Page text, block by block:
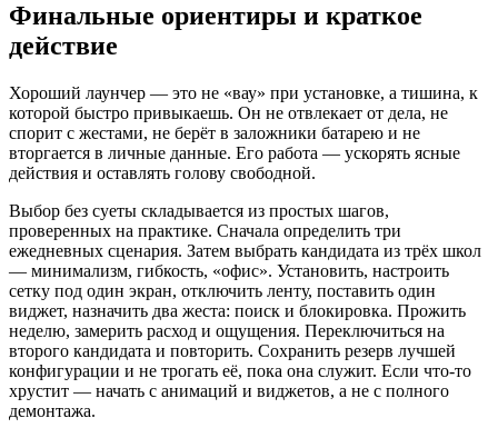
Финальные ориентиры и краткое
действие
Хороший лаунчер — это не «вау» при установке, а тишина, к
которой быстро привыкаешь. Он не отвлекает от дела, не
спорит с жестами, не берёт в заложники батарею и не
вторгается в личные данные. Его работа — ускорять ясные
действия и оставлять голову свободной.
Выбор без суеты складывается из простых шагов,
проверенных на практике. Сначала определить три
ежедневных сценария. Затем выбрать кандидата из трёх школ
— минимализм, гибкость, «офис». Установить, настроить
сетку под один экран, отключить ленту, поставить один
виджет, назначить два жеста: поиск и блокировка. Прожить
неделю, замерить расход и ощущения. Переключиться на
второго кандидата и повторить. Сохранить резерв лучшей
конфигурации и не трогать её, пока она служит. Если что‑то
хрустит — начать с анимаций и виджетов, а не с полного
демонтажа.